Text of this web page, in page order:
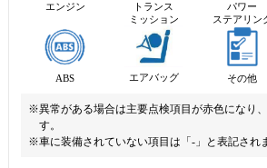
エンジン
トランス
ミッション
パワー
ステアリン
ABS エアバッグ その他
※異常がある場合は主要点検項目が赤色になり
す。
※車に装備されていない項目は「-」と表記され